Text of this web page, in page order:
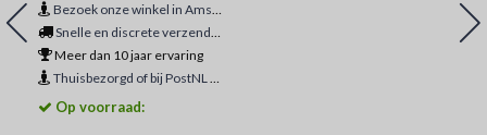
Bezoek onze winkel in Amsterdam
Snelle en discrete verzending
Meer dan 10 jaar ervaring
Thuisbezorgd of bij PostNL ophaalpunt
Op voorraad: